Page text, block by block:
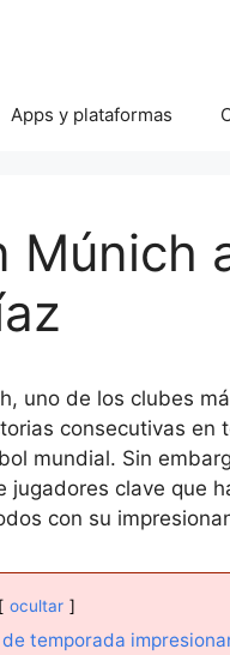
Apps y plataformas
Múnich
uno de los clubes
consecutivas
mundial. Sin
jugadores clave que
con su
ocultar
temporada